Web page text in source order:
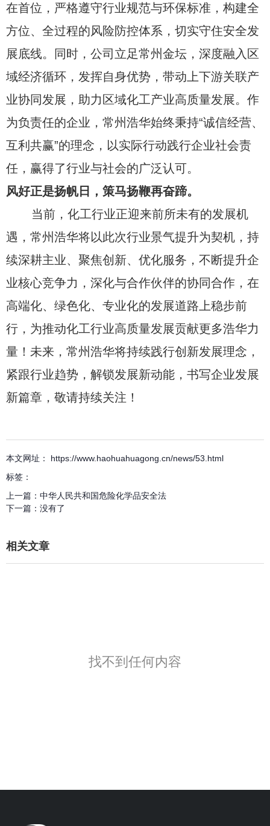
在首位，严格遵守行业规范与环保标准，构建全
方位、全过程的风险防控体系，切实守住安全发
展底线。同时，公司立足常州金坛，深度融入区
域经济循环，发挥自身优势，带动上下游关联产
业协同发展，助力区域化工产业高质量发展。作
为负责任的企业，常州浩华始终秉持“诚信经营、
互利共赢”的理念，以实际行动践行企业社会责
任，赢得了行业与社会的广泛认可。
风好正是扬帆日，策马扬鞭再奋蹄。
当前，化工行业正迎来前所未有的发展机
遇，常州浩华将以此次行业景气提升为契机，持
续深耕主业、聚焦创新、优化服务，不断提升企
业核心竞争力，深化与合作伙伴的协同合作，在
高端化、绿色化、专业化的发展道路上稳步前
行，为推动化工行业高质量发展贡献更多浩华力
量！未来，常州浩华将持续践行创新发展理念，
紧跟行业趋势，解锁发展新动能，书写企业发展
新篇章，敬请持续关注！
本文网址： https://www.haohuahuagong.cn/news/53.html
标签：
上一篇： 中华人民共和国危险化学品安全法
下一篇： 没有了
相关文章
找不到任何内容